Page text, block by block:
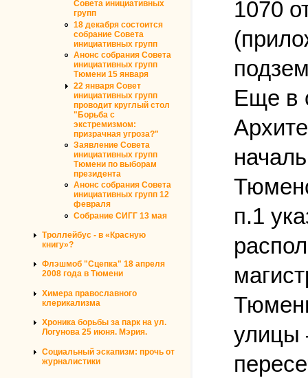
Совета инициативных
групп
18 декабря состоится
собрание Совета
инициативных групп
Анонс собрания Совета
инициативных групп
Тюмени 15 января
22 января Совет
инициативных групп
проводит круглый стол
"Борьба с
экстремизмом:
призрачная угроза?"
Заявление Совета
инициативных групп
Тюмени по выборам
президента
Анонс собрания Совета
инициативных групп 12
февраля
Собрание СИГГ 13 мая
Троллейбус - в «Красную
книгу»?
Флэшмоб "Сцепка" 18 апреля
2008 года в Тюмени
Химера православного
клерикализма
Хроника борьбы за парк на ул.
Логунова 25 июня. Мэрия.
Социальный эскапизм: прочь от
журналистики
1070
Еще в
п.1
улицы